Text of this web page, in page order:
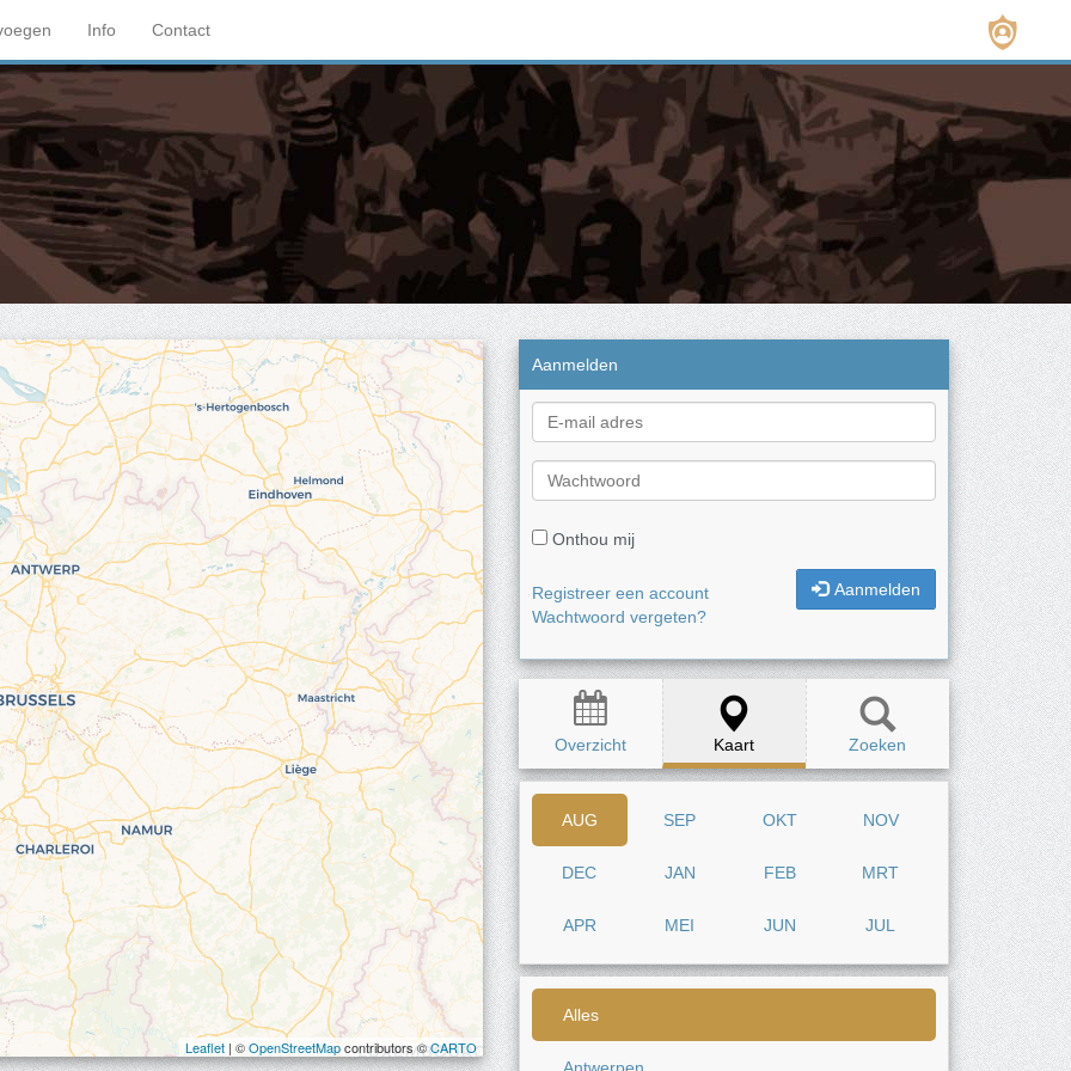
Info Contact
Aanmelden
Onthou mij
Aanmelden
Registreer een account
Wachtwoord vergeten?
Overzicht Kaart Zoeken
AUG SEP OKT NOV
DEC JAN FEB MRT
APR MEI JUN JUL
Alles
Leaflet | ©OpenStreetMapcontributors ©CARTO